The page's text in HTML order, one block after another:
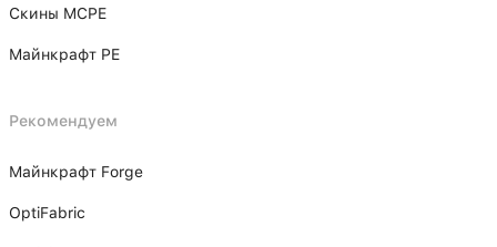
Скины MCPE
Майнкрафт PE
Рекомендуем
Майнкрафт Forge
OptiFabric